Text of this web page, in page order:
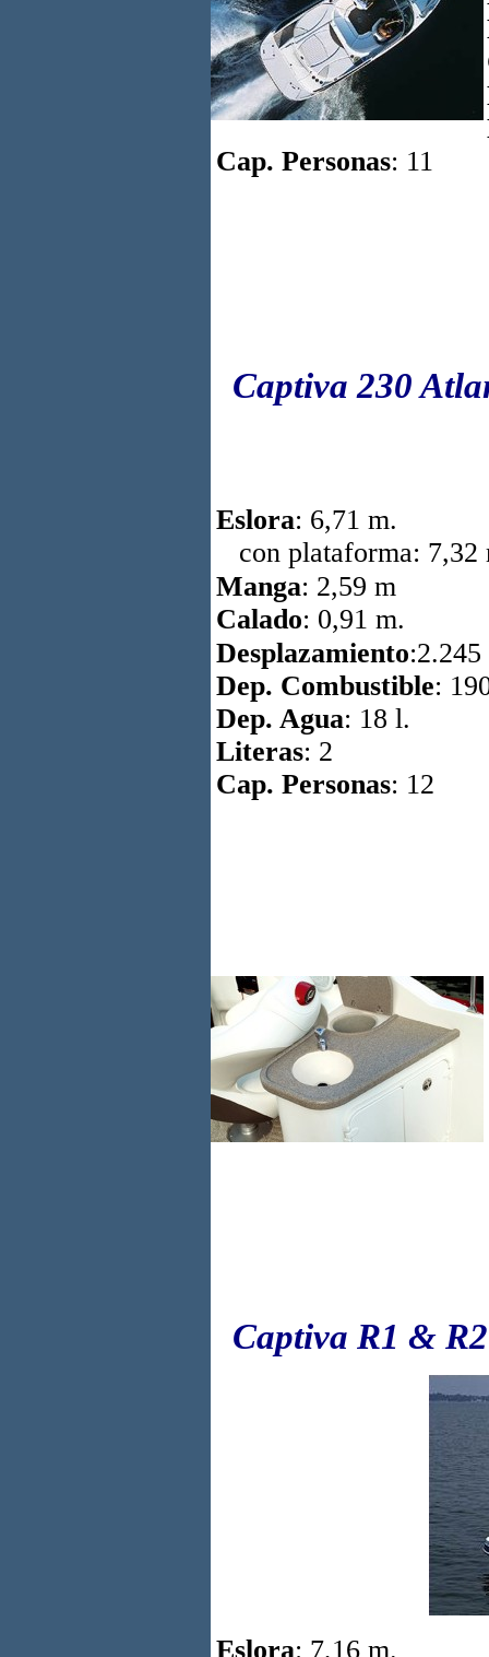
Cap. Personas: 11
Captiva 230
Eslora: 6,71 m.
con plataforma: 7,32
Manga: 2,59 m
Calado: 0,91 m.
Desplazamiento
Dep. Combustible:
Dep. Agua: 18 l.
Literas: 2
Cap. Personas: 12
Captiva R1 & R2
Eslora: 7,16 m.